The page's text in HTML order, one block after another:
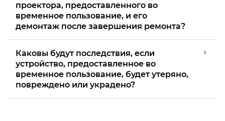
проектора, предоставленного во
временное пользование, и его
демонтаж после завершения ремонта?
Каковы будут последствия, если
устройство, предоставленное во
временное пользование, будет утеряно,
повреждено или украдено?